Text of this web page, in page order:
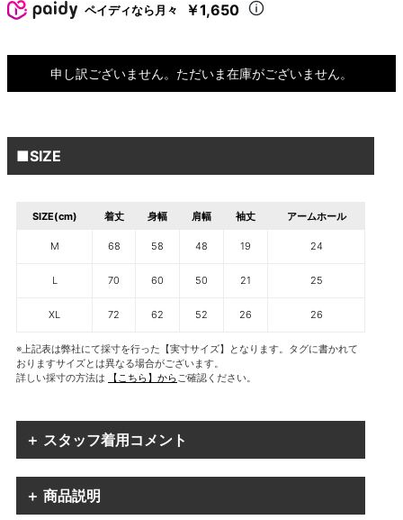
ペイディなら月々 ￥1,650
申し訳ございません。ただいま在庫がございません。
■SIZE
SIZE(cm) 着丈 身幅 肩幅 袖丈 アームホール
M 68 58 48 19 24
L 70 60 50 21 25
XL 72 62 52 26 26
※上記表は弊社にて採寸を行った【実寸サイズ】となります。タグに書かれて
おりますサイズとは異なる場合がございます。
詳しい採寸の方法は
【こちら】からご確認ください。
＋ スタッフ着用コメント
＋ 商品説明